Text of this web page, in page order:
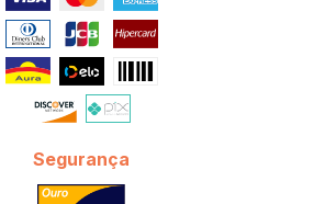
Segurança